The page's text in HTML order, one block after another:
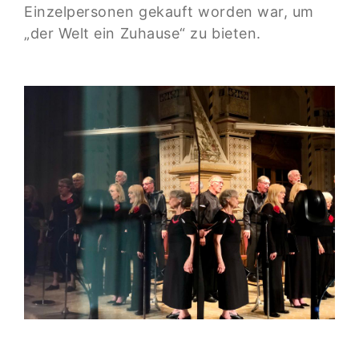
Einzelpersonen gekauft worden war, um
„der Welt ein Zuhause“ zu bieten.